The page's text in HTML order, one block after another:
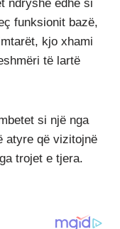
ndryshe edhe si
funksionit bazë,
kjo xhami
të lartë
si një nga
atyre që vizitojnë
trojet e tjera.